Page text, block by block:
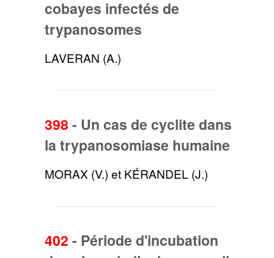
cobayes infectés de
trypanosomes
LAVERAN (A.)
398 - Un cas de cyclite dans
la trypanosomiase humaine
MORAX (V.) et KÉRANDEL (J.)
402 - Période d'incubation